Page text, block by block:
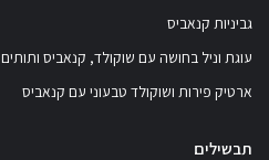
גביניות קנאביס
עוגת וניל בחושה עם שוקולד, קנאביס ותותים
ארטיק פירות ושוקולד טבעוני עם קנאביס
תבשילים